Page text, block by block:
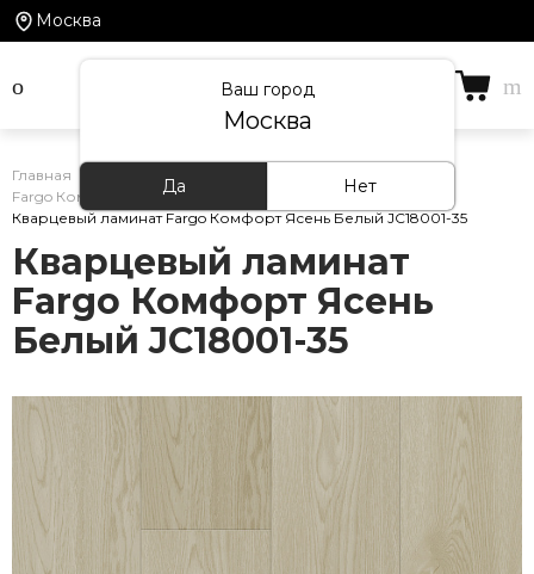
Москва
Ваш город
Москва
Да Нет
Главная Каталог товаров Кварцевый ламинат
Fargo Комфорт
Кварцевый ламинат Fargo Комфорт Ясень Белый JC18001-35
Кварцевый ламинат
Fargo Комфорт Ясень
Белый JC18001-35